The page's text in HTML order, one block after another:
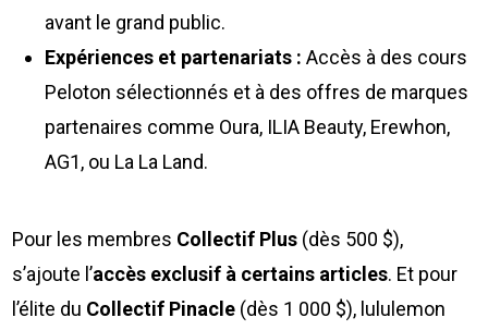
avant le grand public.
Expériences et partenariats : Accès à des cours
Peloton sélectionnés et à des offres de marques
partenaires comme Oura, ILIA Beauty, Erewhon,
AG1, ou La La Land.
Pour les membres Collectif Plus (dès 500 $),
s’ajoute l’accès exclusif à certains articles. Et pour
l’élite du Collectif Pinacle (dès 1 000 $), lululemon